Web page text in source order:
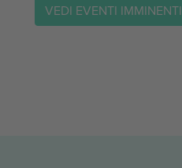
VEDI EVENTI IMMINENTI